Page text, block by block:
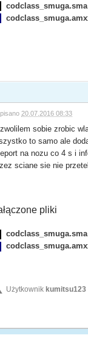
codclass_smuga.sma
20.07.2016 08:33
sobie zrobic
to samo ale
na nozu co 4 s i
sciane sie nie
pliki
codclass_smuga.sma
Użytkownik kumitsu123